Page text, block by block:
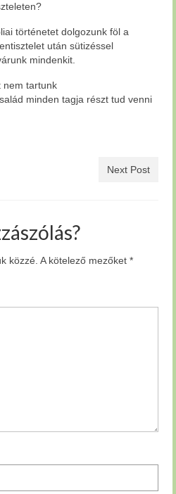
történetet dolgozunk föl a
után sütizéssel
mindenkit.
nem tartunk
minden tagja részt tud venni
Next Post
közzé. A kötelező mezőket *